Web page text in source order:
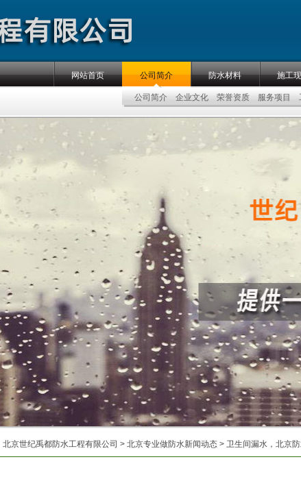
网站首页 公司简介 防水材料 施工
公司简介 企业文化 荣誉资质 服务项目
北京世纪禹都防水工程有限公司 > 北京专业做防水新闻动态 > 卫生间漏水，北京